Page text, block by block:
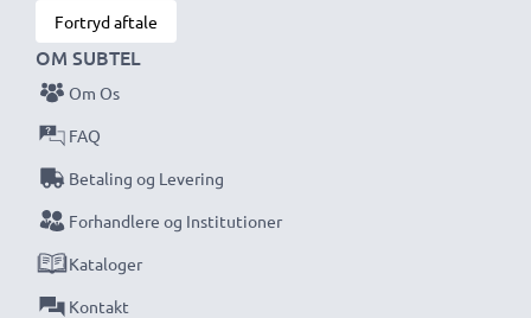
Fortryd aftale
OM SUBTEL
Om Os
FAQ
Betaling og Levering
Forhandlere og Institutioner
Kataloger
Kontakt